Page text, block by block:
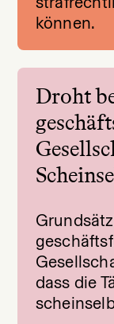
können.
Droht
dass die